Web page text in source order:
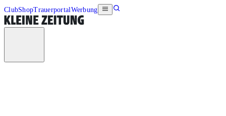
ClubShopTrauerportalWerbung